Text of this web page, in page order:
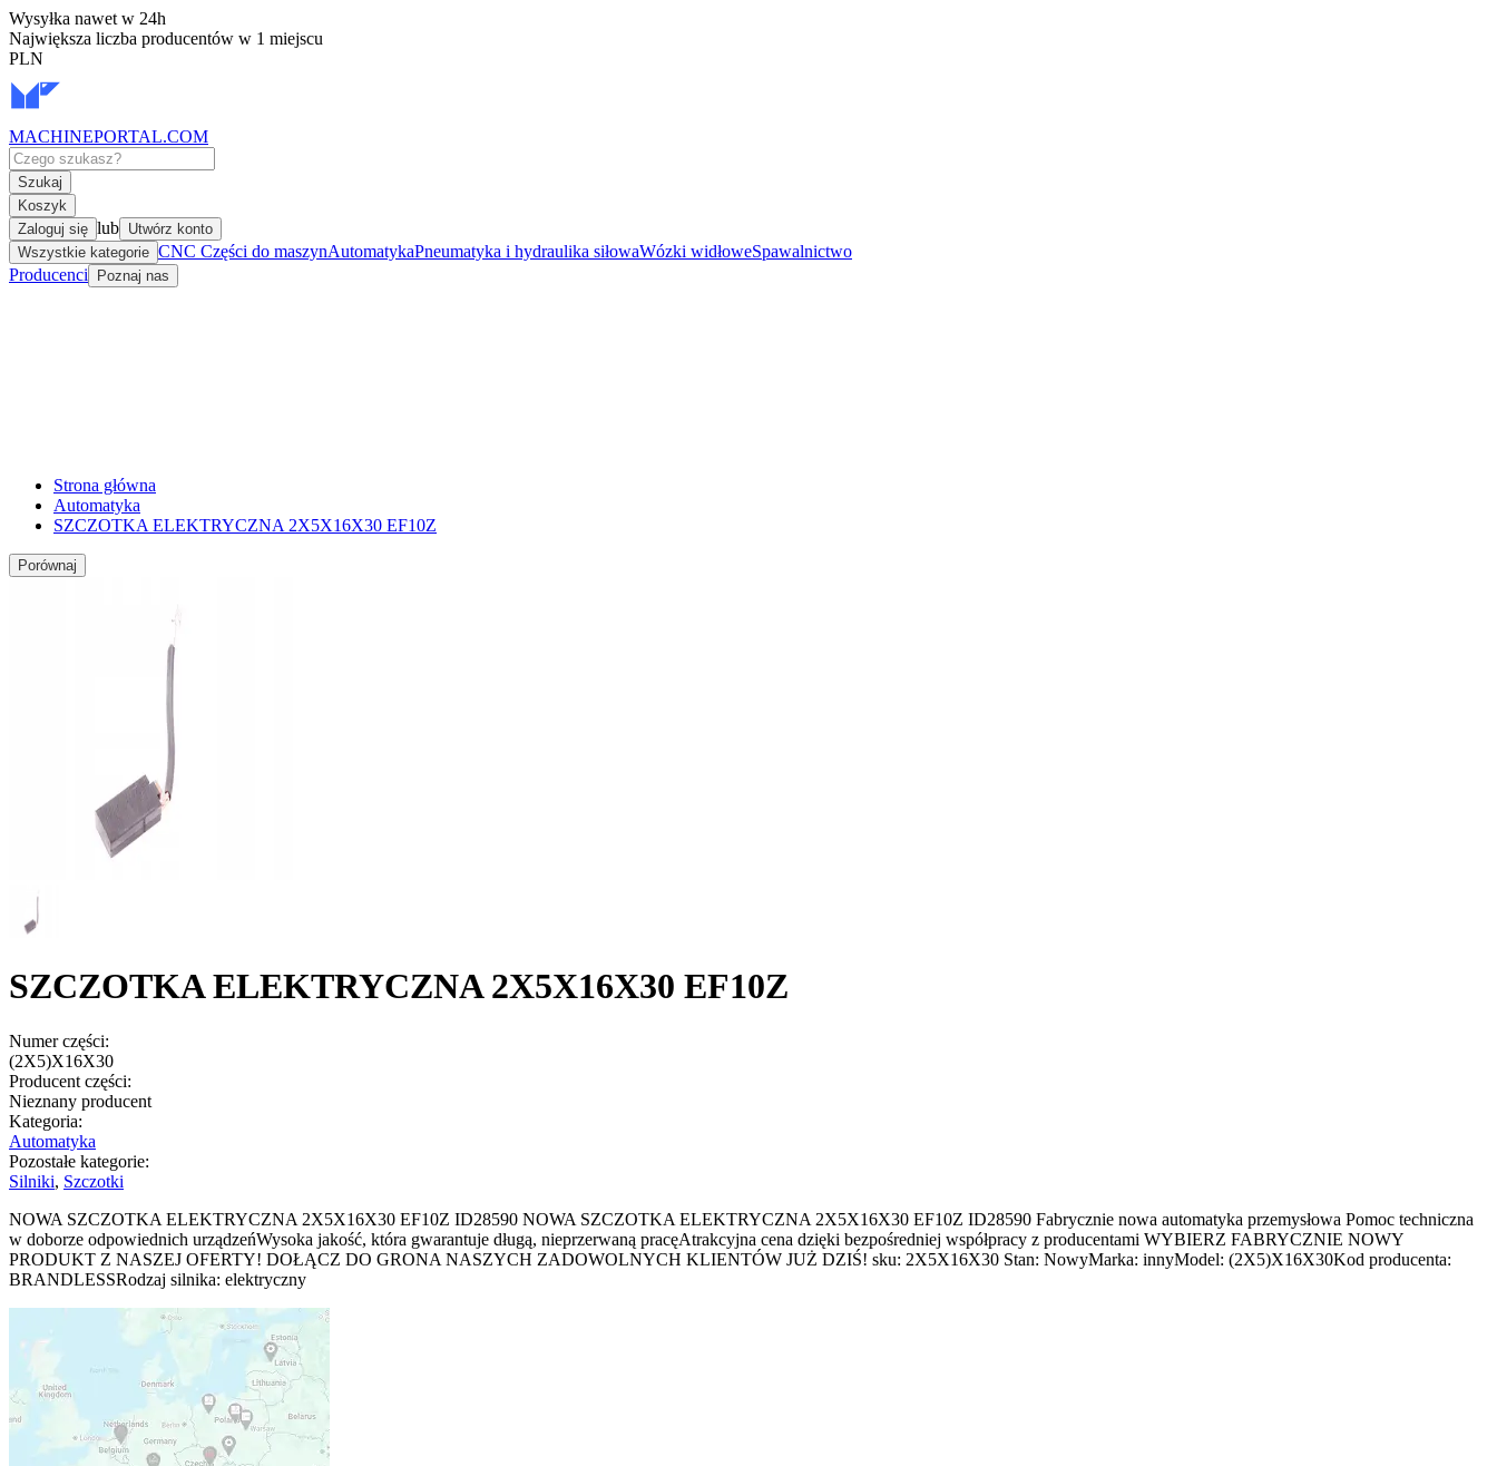
Wysyłka nawet w 24h
Największa liczba producentów w 1 miejscu
PLN
MACHINEPORTAL.COM
Szukaj
Koszyk
Zaloguj się lub Utwórz konto
Wszystkie kategorie CNC Części do maszynAutomatykaPneumatyka i hydraulika siłowaWózki widłoweSpawalnictwo
Producenci
Poznaj nas
Strona główna
Automatyka
SZCZOTKA ELEKTRYCZNA 2X5X16X30 EF10Z
Porównaj
SZCZOTKA ELEKTRYCZNA 2X5X16X30 EF10Z
Numer części:
(2X5)X16X30
Producent części:
Nieznany producent
Kategoria:
Automatyka
Pozostałe kategorie:
Silniki, Szczotki
NOWA SZCZOTKA ELEKTRYCZNA 2X5X16X30 EF10Z ID28590 NOWA SZCZOTKA ELEKTRYCZNA 2X5X16X30 EF10Z ID28590 Fabrycznie nowa automatyka przemysłowa Pomoc techniczna
w doborze odpowiednich urządzeńWysoka jakość, która gwarantuje długą, nieprzerwaną pracęAtrakcyjna cena dzięki bezpośredniej współpracy z producentami WYBIERZ FABRYCZNIE NOWY
PRODUKT Z NASZEJ OFERTY! DOŁĄCZ DO GRONA NASZYCH ZADOWOLNYCH KLIENTÓW JUŻ DZIŚ! sku: 2X5X16X30 Stan: NowyMarka: innyModel: (2X5)X16X30Kod producenta:
BRANDLESSRodzaj silnika: elektryczny